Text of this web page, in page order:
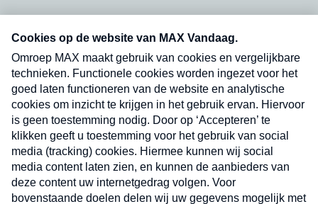
nieuwsbrief. Elke vrijdag- en dinsdagochtend in
uw mailbox.
Verzend